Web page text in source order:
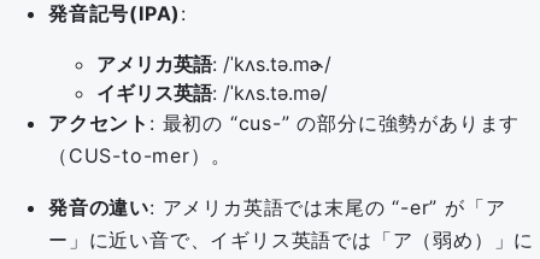
発音記号(IPA) :
アメリカ英語: /ˈkʌs.tə.mɚ/
イギリス英語: /ˈkʌs.tə.mə/
アクセント : 最初の “cus-” の部分に強勢があります
（CUS-to-mer）。
発音の違い: アメリカ英語では末尾の “-er” が「ア
ー」に近い音で、イギリス英語では「ア（弱め）」に